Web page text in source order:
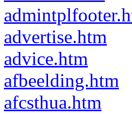
advertise.htm
advice.htm
afbeelding.htm
afcsthua.htm